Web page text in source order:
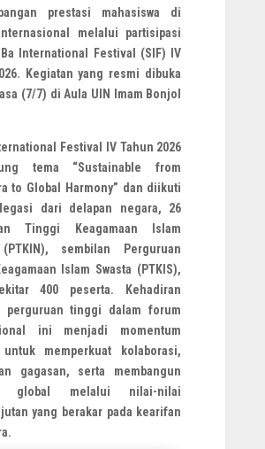
prestasi mahasiswa di
melalui partisipasi
International Festival (SIF) IV
Kegiatan yang resmi dibuka
(7/7) di Aula UIN Imam Bonjol
Festival IV Tahun 2026
tema “Sustainable from
to Global Harmony” dan diikuti
dari delapan negara, 26
Tinggi Keagamaan Islam
sembilan Perguruan
Islam Swasta (PTKIS),
400 peserta. Kehadiran
perguruan tinggi dalam forum
ini menjadi momentum
memperkuat kolaborasi,
gagasan, serta membangun
global melalui nilai-nilai
yang berakar pada kearifan